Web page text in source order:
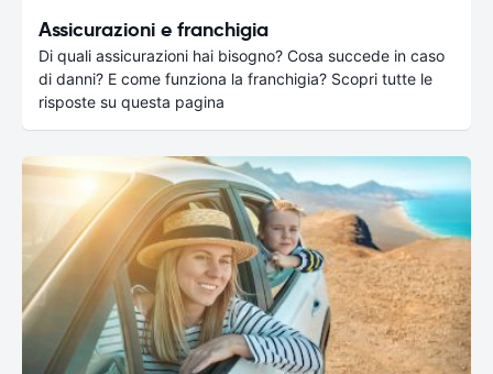
Assicurazioni e franchigia
Di quali assicurazioni hai bisogno? Cosa succede in caso
di danni? E come funziona la franchigia? Scopri tutte le
risposte su questa pagina